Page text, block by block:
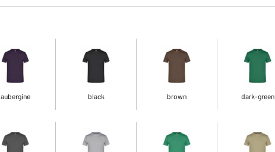
aubergine black brown dark-green